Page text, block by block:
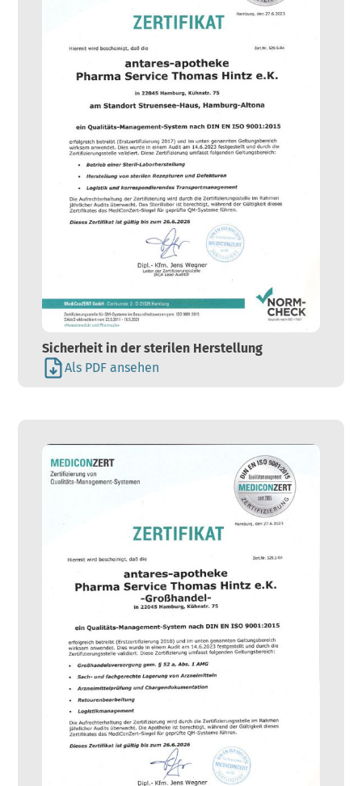
Sicherheit in der sterilen Herstellung
Als PDF ansehen